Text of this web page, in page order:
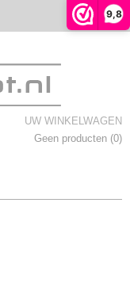
9,8
UW WINKELWAGEN
Geen producten (0)